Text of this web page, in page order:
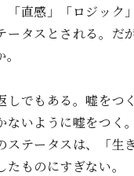
直感」「ロジック
ータスとされる。だ
しでもある。嘘をつ
ないように嘘をつく
ステータスは、「生
ものにすぎない。